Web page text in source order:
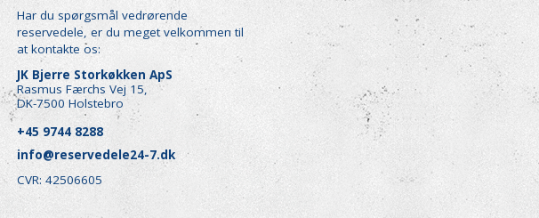
Har du spørgsmål vedrørende
reservedele, er du meget velkommen til
at kontakte os:
JK Bjerre Storkøkken ApS
Rasmus Færchs Vej 15,
DK-7500 Holstebro
+45 9744 8288
info@reservedele24-7.dk
CVR: 42506605